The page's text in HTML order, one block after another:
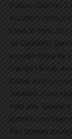
Pallars i Galman
escultors com
Clara, o Pere
de Cantalici i
esculpir l’obra de
Camps i Arnau
Cabré amb un
capelles d’una
molt alta. També
pintors com
Pier Matteo